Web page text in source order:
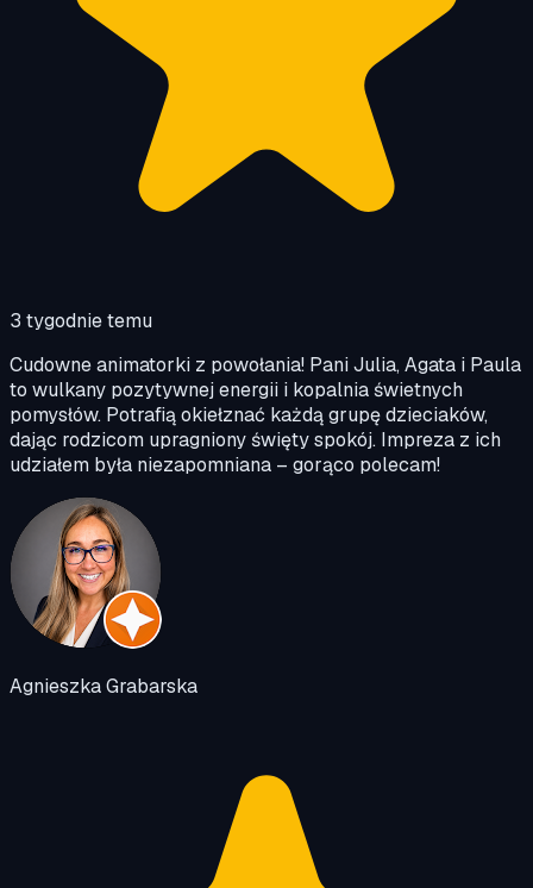
3 tygodnie temu
Cudowne animatorki z powołania! Pani Julia, Agata i Paula
to wulkany pozytywnej energii i kopalnia świetnych
pomysłów. Potrafią okiełznać każdą grupę dzieciaków,
dając rodzicom upragniony święty spokój. Impreza z ich
udziałem była niezapomniana – gorąco polecam!
Agnieszka Grabarska